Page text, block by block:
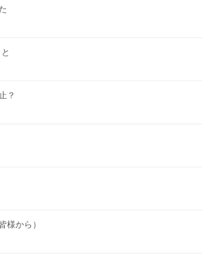
？
様から）